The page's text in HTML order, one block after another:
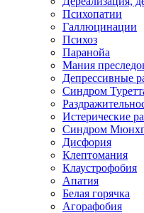
Психопатии
Галлюцинации
Психоз
Паранойа
Мания
Депрессивные
Синдром
Истерические
Синдром
Дисфория
Клептомания
Клаустрофобия
Апатия
Белая горячка
Агорафобия